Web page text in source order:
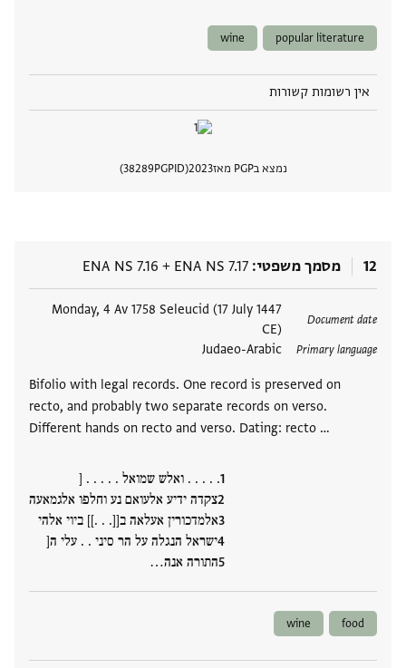
popular literature
wine
אין רשומות קשורות
נמצא בPGP מאז 2023
PGPID
38289
12 מסמך משפטי ENA NS 7.17
+
ENA NS 7.16
Document date
Monday, 4 Av 1758 Seleucid (17 July 1447
CE)
Primary language
Judaeo-Arabic
Bifolio with legal records. One record is preserved on
recto, and probably two separate records on verso.
Different hands on recto and verso. Dating: recto …
. . . . . ואלש שמואל . . . . . [
צקדה ידיע אלעואם נע וחלפו אלגמאעה
אלמדכורין אעלאה ב[[. . .]] ביוי אלהי
ישראל הנגלה על הר סיני . . עלי ה[
התורה אנה‮…
food
wine